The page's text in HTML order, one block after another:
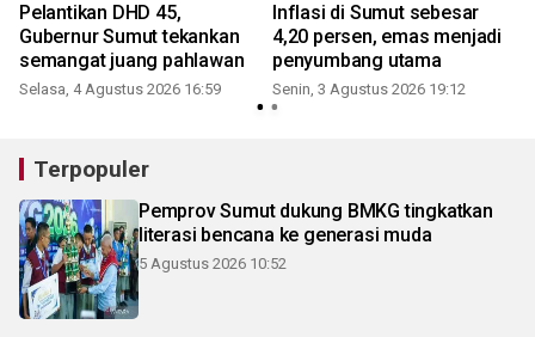
Pelantikan DHD 45,
Gubernur Sumut tekankan
semangat juang pahlawan
Selasa, 4 Agustus 2026 16:59
Inflasi di Sumut sebesar
4,20 persen, emas menjadi
penyumbang utama
Senin, 3 Agustus 2026 19:12
Terpopuler
Pemprov Sumut dukung BMKG tingkatkan
literasi bencana ke generasi muda
5 Agustus 2026 10:52